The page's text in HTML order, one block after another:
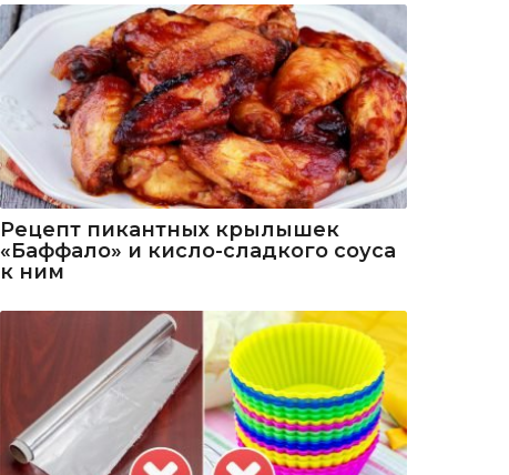
Рецепт пикантных крылышек
«Баффало» и кисло-сладкого соуса
к ним